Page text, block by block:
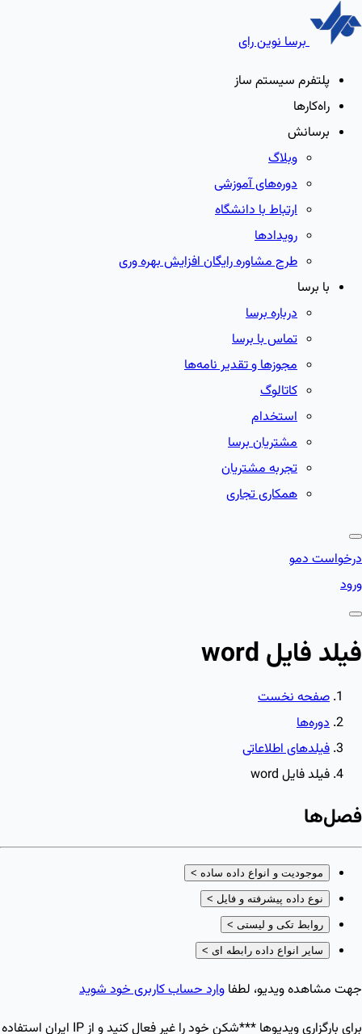
برسا نوین رای
پلتفرم سیستم ساز
راه‌کارها
برسانش
وبلاگ
دوره‌های آموزشی
ارتباط با دانشگاه
رویدادها
طرح مشاوره رایگان افزایش بهره وری
با برسا
درباره برسا
تماس با برسا
مجوزها و تقدیر نامه‌ها
کاتالوگ
استخدام
مشتریان برسا
تجربه مشتریان
همکاری تجاری
درخواست دمو
ورود
فیلد فایل word
صفحه نخست
دوره‌ها
فیلدهای اطلاعاتی
فیلد فایل word
فصل‌ها
موجودیت و انواع داده ساده >
نوع داده پیشرفته و فایل >
روابط تکی و لیستی >
سایر انواع داده رابطه ای >
جهت مشاهده ویدیو، لطفا وارد حساب کاربری خود شوید
برای بارگزاری ویدیو‌ها ***شکن خود را غیر فعال کنید و از IP ایران استفاده